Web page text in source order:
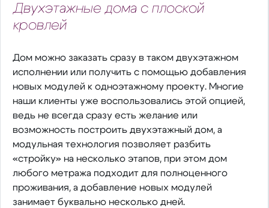
Двухэтажные дома с плоской
кровлей
Дом можно заказать сразу в таком двухэтажном
исполнении или получить с помощью добавления
новых модулей к одноэтажному проекту. Многие
наши клиенты уже воспользовались этой опцией,
ведь не всегда сразу есть желание или
возможность построить двухэтажный дом, а
модульная технология позволяет разбить
«стройку» на несколько этапов, при этом дом
любого метража подходит для полноценного
проживания, а добавление новых модулей
занимает буквально несколько дней.